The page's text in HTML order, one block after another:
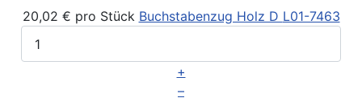
20,02 € pro Stück Buchstabenzug Holz D L01-7463
+
–